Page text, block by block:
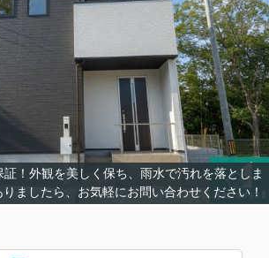
証！外観を美しく保ち、雨水で汚れを落としま
ましたら、お気軽にお問い合わせください！